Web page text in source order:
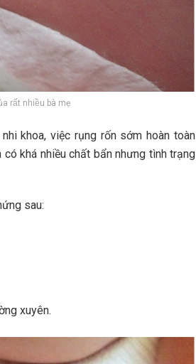
rất nhiều bà mẹ
khoa, việc rụng rốn sớm hoàn toàn
khá nhiều chất bẩn nhưng tình trạng
sau:
xuyên.